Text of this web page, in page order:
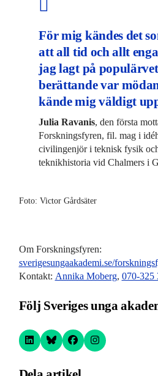
För mig kändes det
att all tid och allt
jag lagt på
berättande var
kände mig väldigt
Julia Ravanis, den första
Forskningsfyren, fil. mag i
civilingenjör i teknisk fysik
teknikhistoria vid Chalmers i
Foto: Victor Gårdsäter
Om Forskningsfyren:
sverigesungaakademi.se/
Kontakt: Annika Moberg, 070-325
Följ Sveriges unga